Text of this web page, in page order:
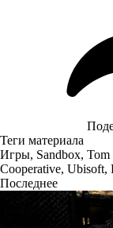
Теги материала
Игры, Sandbox, Tom
Cooperative, Ubisoft,
Последнее